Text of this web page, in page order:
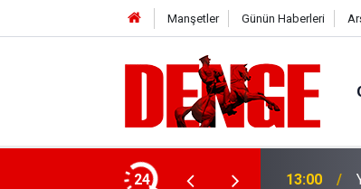
Manşetler Günün Haberleri
24 13:00